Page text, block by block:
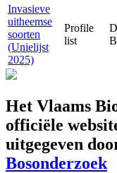
Invasieve
uitheemse
soorten
(Unielijst
2025)
Profile
list
Het Vlaams
officiële
uitgegeven
Bosonderzoek